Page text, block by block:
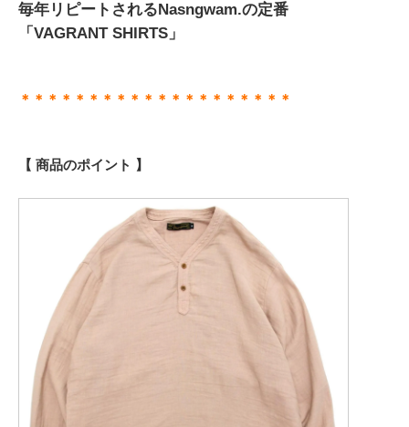
毎年リピートされるNasngwam.の定番
「VAGRANT SHIRTS」
＊＊＊＊＊＊＊＊＊＊＊＊＊＊＊＊＊＊＊＊
【 商品のポイント 】